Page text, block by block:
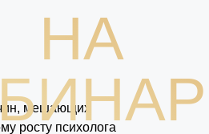
мешающих
росту психолога
НА